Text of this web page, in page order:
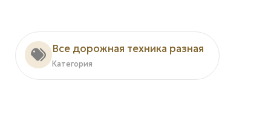
Все дорожная техника разная
Категория